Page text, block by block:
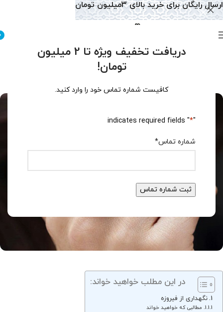
دریافت تخفیف ویژه تا 2 میلیون
تومان!
کافیست شماره تماس خود را وارد کنید.
"
*
" indicates required fields
شماره تماس*
دسته‌بندی نشده
نحوه نگهداری از جواهرات فیروزه
adminفعال آذر 14, 1403
در این مطلب خواهید خواند:
نگهداری از فیروزه
مطالبی که خواهید خواند
ارسال رایگان برای خرید بالای 3میلیون تومان